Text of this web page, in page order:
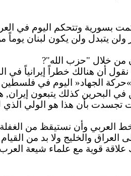
بسورية وتتحكم اليوم في
يتبدل ولن يكون لبنان يوماً من
من خلال "حزب الله"?
هنالك خطراً إيرانياً في
الجهاد« اليوم في
في البحرين كذلك يتبعون
بأن هذا هو الولي الذي
العربي وأن نستيقظ من
والخليج ولا بد من
علاقة قوية مع علماء شيعة